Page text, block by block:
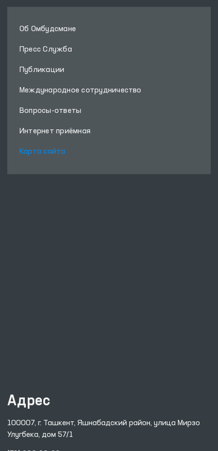
Об Омбудсмане
Пресс Служба
Публикации
Международное сотрудничество
Вопросы-ответы
Интернет приёмная
Карта сайта
Адрес
100007, г. Ташкент, Яшнабадский район, улица Мирзо
Улугбека, дом 57/1